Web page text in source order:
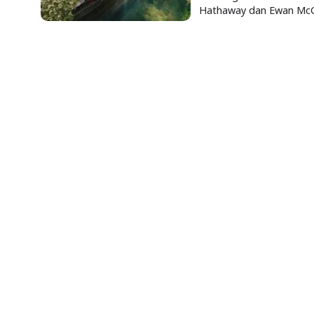
Hathaway dan Ewan